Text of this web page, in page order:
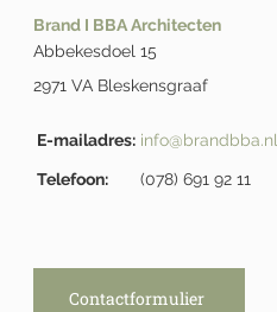
Brand I BBA Architecten
Abbekesdoel 15
2971 VA Bleskensgraaf
E-mailadres: info@brandbba.nl
Telefoon: (078) 691 92 11
Contactformulier